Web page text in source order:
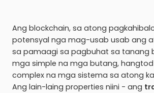
Ang blockchain, sa atong
potensyal nga mag-usab usab ang
sa pamaagi sa pagbuhat sa tanang
mga simple na mga butang,
complex na mga sistema sa atong
Ang lain-laing properties niini - ang